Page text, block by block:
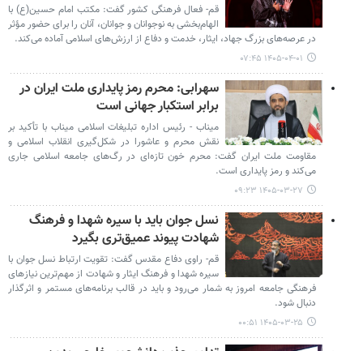
قم- فعال فرهنگی کشور گفت: مکتب امام حسین(ع) با
الهام‌بخشی به نوجوانان و جوانان، آنان را برای حضور مؤثر
در عرصه‌های بزرگ جهاد، ایثار، خدمت و دفاع از ارزش‌های اسلامی آماده می‌کند.
۱۴۰۵-۰۴-۰۱ ۰۷:۴۵
سهرابی: محرم رمز پایداری ملت ایران در
برابر استکبار جهانی است
میناب - رئیس اداره تبلیغات اسلامی میناب با تأکید بر
نقش محرم و عاشورا در شکل‌گیری انقلاب اسلامی و
مقاومت ملت ایران گفت: محرم خون تازه‌ای در رگ‌های جامعه اسلامی جاری
می‌کند و رمز پایداری است.
۱۴۰۵-۰۳-۲۷ ۰۹:۲۳
نسل جوان باید با سیره شهدا و فرهنگ
شهادت پیوند عمیق‌تری بگیرد
قم- راوی دفاع مقدس گفت: تقویت ارتباط نسل جوان با
سیره شهدا و فرهنگ ایثار و شهادت از مهم‌ترین نیازهای
فرهنگی جامعه امروز به شمار می‌رود و باید در قالب برنامه‌های مستمر و اثرگذار
دنبال شود.
۱۴۰۵-۰۳-۲۵ ۰۰:۵۱